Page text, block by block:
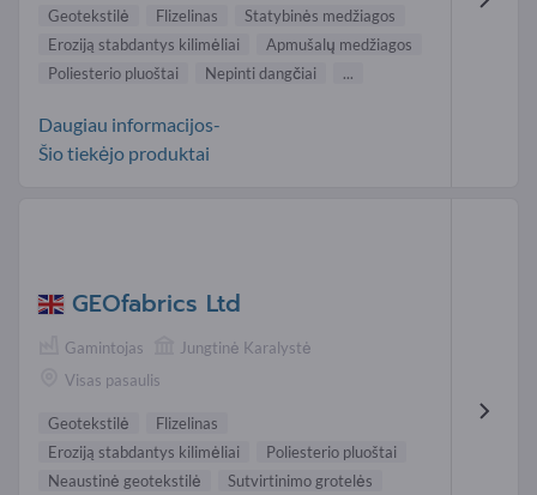
Geotekstilė Flizelinas
Statybinės medžiagos
Eroziją stabdantys kilimėliai
Apmušalų medžiagos
Poliesterio pluoštai
Nepinti dangčiai ...
Daugiau informacijos-
Šio tiekėjo produktai
GEOfabrics Ltd
Gamintojas
Jungtinė Karalystė
Visas pasaulis
Geotekstilė
Flizelinas
Eroziją stabdantys kilimėliai
Poliesterio pluoštai
Neaustinė geotekstilė
Sutvirtinimo grotelės